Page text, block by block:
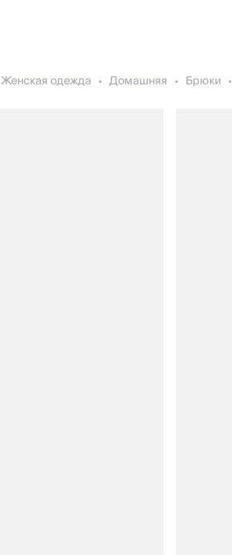
Женская одежда Домашняя Брюки